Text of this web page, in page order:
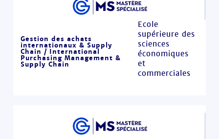
Gestion des achats
internationaux & Supply
Chain / International
Purchasing Management &
Supply Chain
Ecole
supérieure des
sciences
économiques
et
commerciales